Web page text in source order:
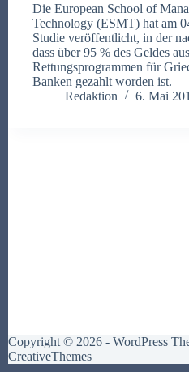
Die European School of
Technology (ESMT) hat am
Studie veröffentlicht, in der
dass über 95 % des Geldes
Rettungsprogrammen für
Banken gezahlt worden ist.
Redaktion
6. Mai
Copyright © 2026 - WordPress
CreativeThemes